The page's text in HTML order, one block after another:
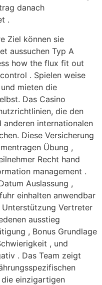
danach
.
Ziel können sie
aussuchen Typ A
how the flux fit out
. Spielen weise
mieten die
Das Casino
die den
anderen internationalen
Diese Versicherung
Übung ,
Recht hand
management .
Auslassung ,
einhalten anwendbar
Vertreter
ausstieg
, Bonus Grundlage
, und
. Das Team zeigt
die einzigartigen